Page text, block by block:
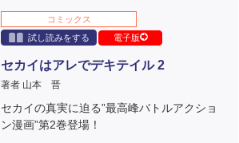
コミックス
試し読みをする
電子版
セカイはアレでデキテイル 2
著者 山本 晋
セカイの真実に迫る”最高峰バトルアクショ
ン漫画”第2巻登場！